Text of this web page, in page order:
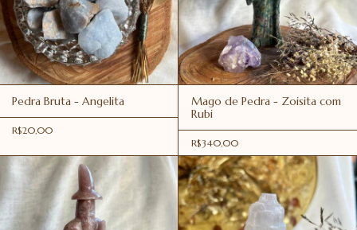
Pedra Bruta - Angelita
R$20,00
Mago de Pedra - Zoisita com
Rubi
R$340,00